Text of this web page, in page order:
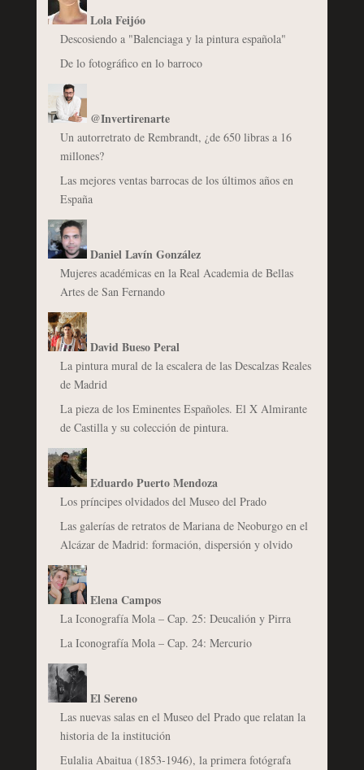
Lola Feijóo
Descosiendo a "Balenciaga y la pintura española"
De lo fotográfico en lo barroco
@Invertirenarte
Un autorretrato de Rembrandt, ¿de 650 libras a 16
millones?
Las mejores ventas barrocas de los últimos años en
España
Daniel Lavín González
Mujeres académicas en la Real Academia de Bellas
Artes de San Fernando
David Bueso Peral
La pintura mural de la escalera de las Descalzas Reales
de Madrid
La pieza de los Eminentes Españoles. El X Almirante
de Castilla y su colección de pintura.
Eduardo Puerto Mendoza
Los príncipes olvidados del Museo del Prado
Las galerías de retratos de Mariana de Neoburgo en el
Alcázar de Madrid: formación, dispersión y olvido
Elena Campos
La Iconografía Mola – Cap. 25: Deucalión y Pirra
La Iconografía Mola – Cap. 24: Mercurio
El Sereno
Las nuevas salas en el Museo del Prado que relatan la
historia de la institución
Eulalia Abaitua (1853-1946), la primera fotógrafa